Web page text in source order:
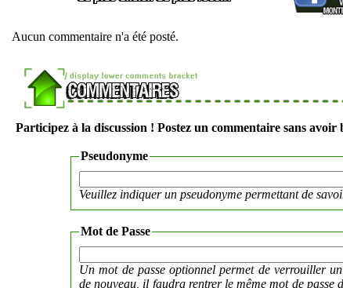
Aucun commentaire n'a été posté.
Participez à la discussion ! Postez un commentaire sans avoir
Pseudonyme
Veuillez indiquer un pseudonyme permettant de
Mot de Passe
Un mot de passe optionnel permet de verrouiller
de nouveau, il faudra rentrer le même mot de passe